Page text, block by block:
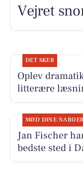
Vejret
DET SKER
Oplev
litterære
MØD DINE
Jan Fischer
bedste sted i